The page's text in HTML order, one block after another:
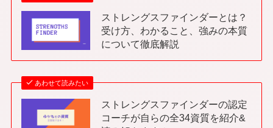
ストレングスファインダーとは？
受け方、わかること、強みの本質
について徹底解説
あわせて読みたい
ストレングスファインダーの認定
コーチが自らの全34資質を紹介&